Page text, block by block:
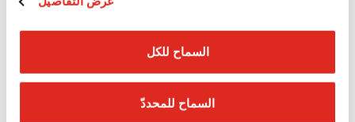
السماح للكل
السماح للمحددّ
IS-TC1A.1
تكشف الكاميرا الحرارية IS-TC1A.1، جنبًا إلى جنب مع
الهاتف الذكي الصناعي IS530.1درجات الحرارة في